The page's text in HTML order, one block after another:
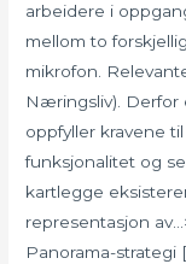
arbeidere i
mellom to
mikrofon.
Næringsliv). Derfor
oppfyller kravene
funksjonalitet og
kartlegge
representasjon
Panorama-strategi